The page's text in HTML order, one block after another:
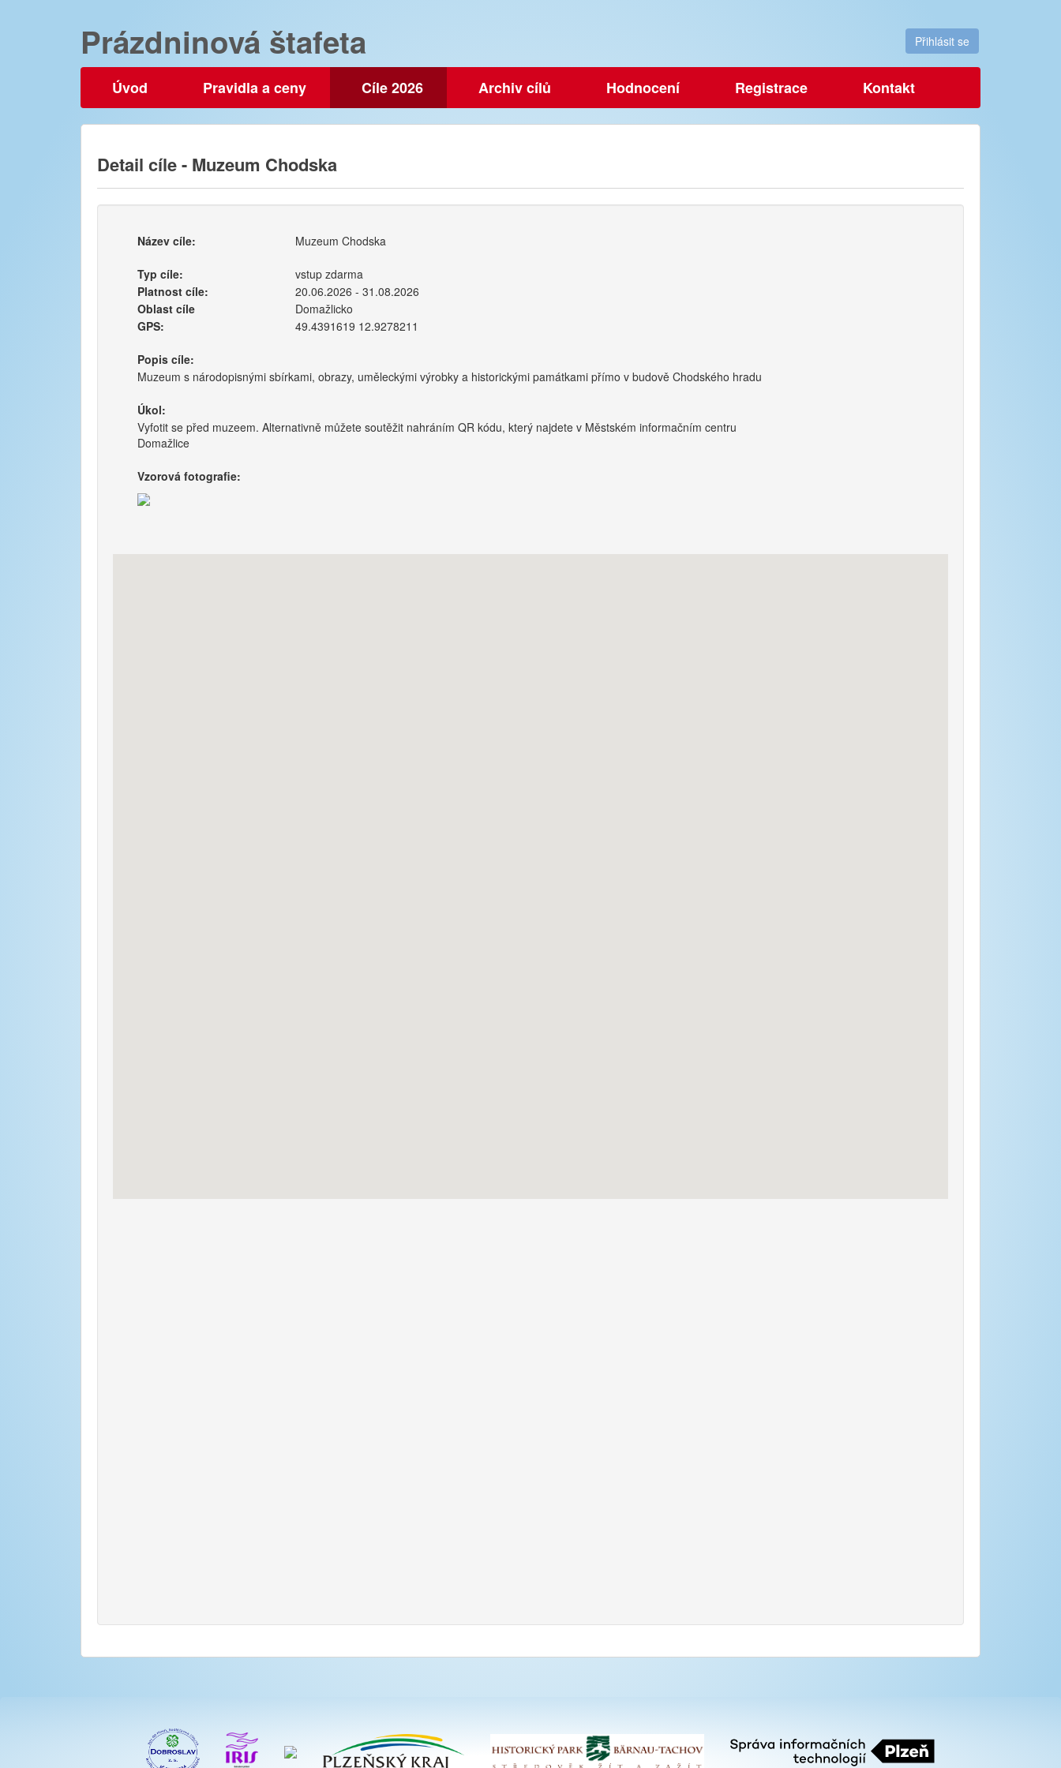
Prázdninová štafeta Přihlásit se
Úvod Pravidla a ceny Cíle 2026 Archiv cílů Hodnocení Registrace Kontakt
Detail cíle - Muzeum Chodska
Název cíle: Muzeum Chodska
Typ cíle:
vstup zdarma
Platnost cíle:
20.06.2026 - 31.08.2026
Oblast cíle
Domažlicko
GPS:
49.4391619 12.9278211
Popis cíle:
Muzeum s národopisnými sbírkami, obrazy, uměleckými výrobky a historickými památkami přímo v budově Chodského hradu
Úkol:
Vyfotit se před muzeem. Alternativně můžete soutěžit nahráním QR kódu, který najdete v Městském informačním centru
Domažlice
Vzorová fotografie: